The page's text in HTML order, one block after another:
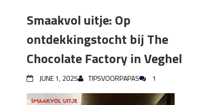
Smaakvol uitje: Op
ontdekkingstocht bij The
Chocolate Factory in Veghel
JUNE 1, 2025 TIPSVOORPAPAS 1